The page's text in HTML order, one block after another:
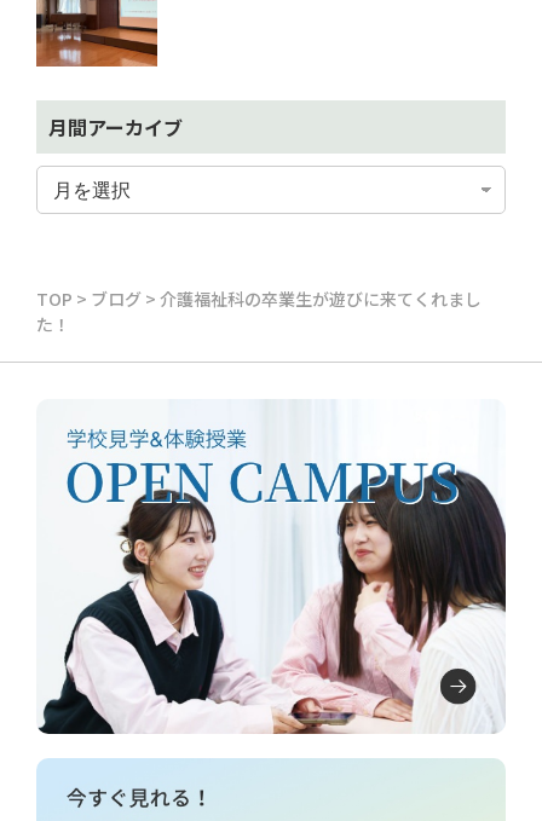
月間アーカイブ
TOP > ブログ > 介護福祉科の卒業生が遊びに来てくれまし
た！